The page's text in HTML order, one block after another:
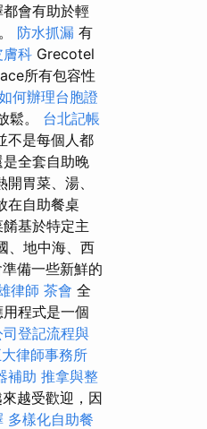
會有助於輕
防水抓漏 有
膚科 Grecotel
所有包容性
何辦理台胞證
鬆。 台北記帳
不是每個人都
全套自助晚
胃菜、湯、
在自助餐桌
基於特定主
、地中海、西
備一些新鮮的
律師 茶會 全
程式是一個
司登記流程與
律師事務所
補助 推拿與整
越受歡迎，因
多樣化自助餐